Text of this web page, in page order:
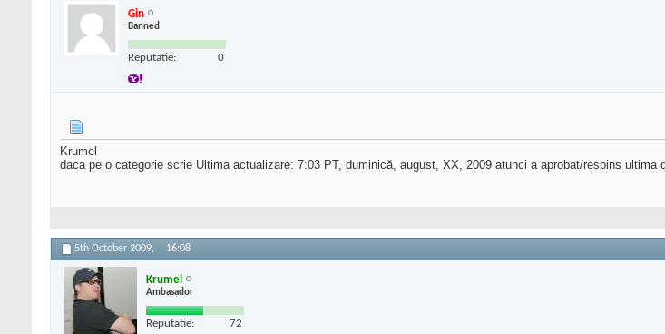
Gin
Banned
Reputatie: 0
Krumel
daca pe o categorie scrie Ultima actualizare: 7:03 PT, duminică, august, XX, 2009 atunci a aprobat/respins ultima
5th October 2009, 16:08
Krumel
Ambasador
Reputatie: 72